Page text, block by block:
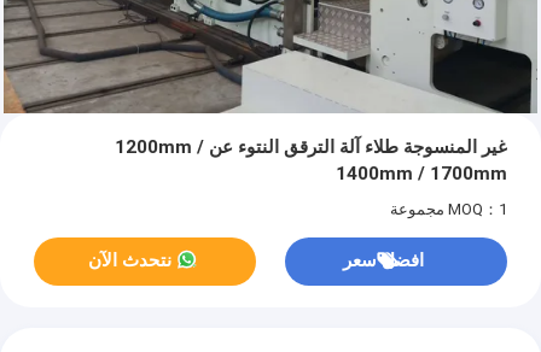
غير المنسوجة طلاء آلة الترقق النتوء عن 1200mm /
1400mm / 1700mm
MOQ：1 مجموعة
افضل سعر نتحدث الآن